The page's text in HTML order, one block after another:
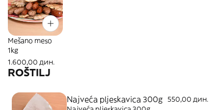
Mešano meso
1kg
1.600,00 дин.
ROŠTILJ
Najveća pljeskavica 300g 550,00 дин.